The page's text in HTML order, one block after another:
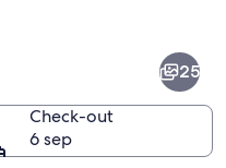
25
Check-out
6 sep